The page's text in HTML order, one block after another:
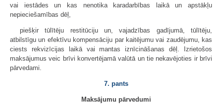
vai iestādes un kas nenotika karadarbības laikā un apstākļu
nepieciešamības dēļ,
piešķir tūlītēju restitūciju un, vajadzības gadījumā, tūlītēju,
atbilstīgu un efektīvu kompensāciju par kaitējumu vai zaudējumu, kas
ciests rekvizīcijas laikā vai mantas iznīcināšanas dēļ. Izrietošos
maksājumus veic brīvi konvertējamā valūtā un tie nekavējoties ir brīvi
pārvedami.
7. pants
Maksājumu pārvedumi